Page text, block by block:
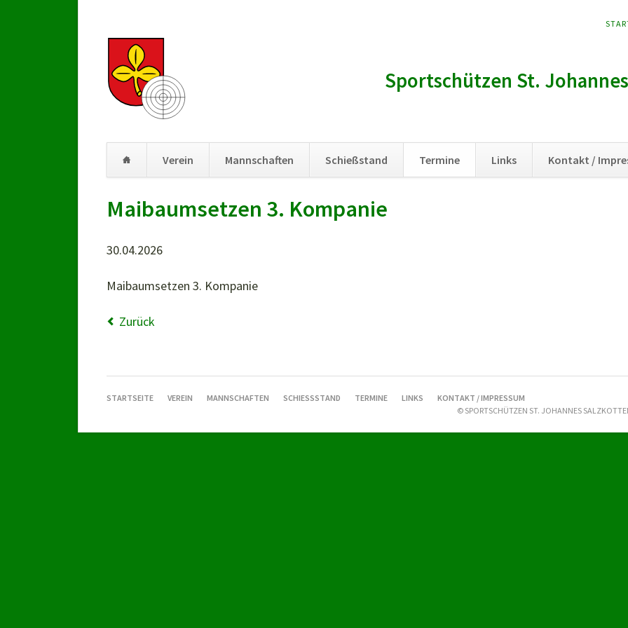
Sportschützen St.
Verein Mannschaften Schießstand Termine Links Kontakt /
überspringen
Maibaumsetzen 3. Kompanie
30.04.2026
Maibaumsetzen 3. Kompanie
Zurück
NAVIGATION
STARTSEITE VEREIN MANNSCHAFTEN SCHIESSSTAND TERMINE LINKS
KONTAKT / IMPRESSUM
© SPORTSCHÜTZEN ST. JOHANNES